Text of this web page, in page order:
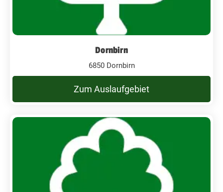
Dornbirn
6850 Dornbirn
Zum Auslaufgebiet